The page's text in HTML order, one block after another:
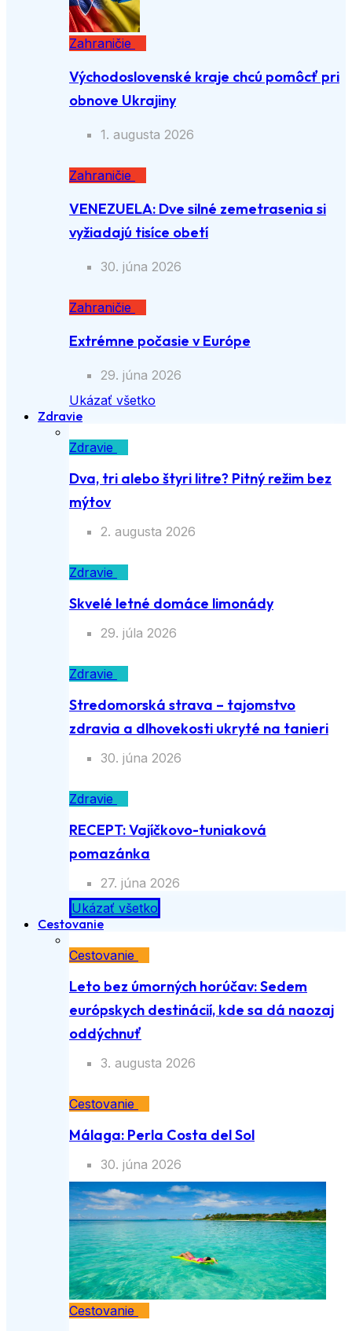
Zahraničie
Východoslovenské kraje chcú pomôcť pri
obnove Ukrajiny
1. augusta 2026
Zahraničie
VENEZUELA: Dve silné zemetrasenia si
vyžiadajú tisíce obetí
30. júna 2026
Zahraničie
Extrémne počasie v Európe
29. júna 2026
Ukázať všetko
Zdravie
Zdravie
Dva, tri alebo štyri litre? Pitný režim bez
mýtov
2. augusta 2026
Zdravie
Skvelé letné domáce limonády
29. júla 2026
Zdravie
Stredomorská strava – tajomstvo
zdravia a dlhovekosti ukryté na tanieri
30. júna 2026
Zdravie
RECEPT: Vajíčkovo-tuniaková
pomazánka
27. júna 2026
Ukázať všetko
Cestovanie
Cestovanie
Leto bez úmorných horúčav: Sedem
európskych destinácií, kde sa dá naozaj
oddýchnuť
3. augusta 2026
Cestovanie
Málaga: Perla Costa del Sol
30. júna 2026
Cestovanie